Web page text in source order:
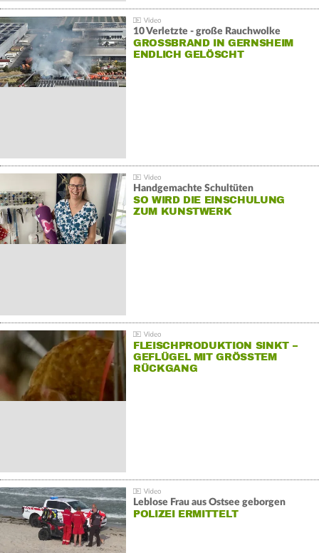
10 Verletzte - große Rauchwolke
GROSSBRAND IN GERNSHEIM E
NDLICH GELÖSCHT
Handgemachte Schultüten
SO WIRD DIE EINSCHULUNG
ZUM KUNSTWERK
FLEISCHPRODUKTION SINKT –
GEFLÜGEL MIT GRÖSSTEM R
ÜCKGANG
Leblose Frau aus Ostsee geborgen
POLIZEI ERMITTELT